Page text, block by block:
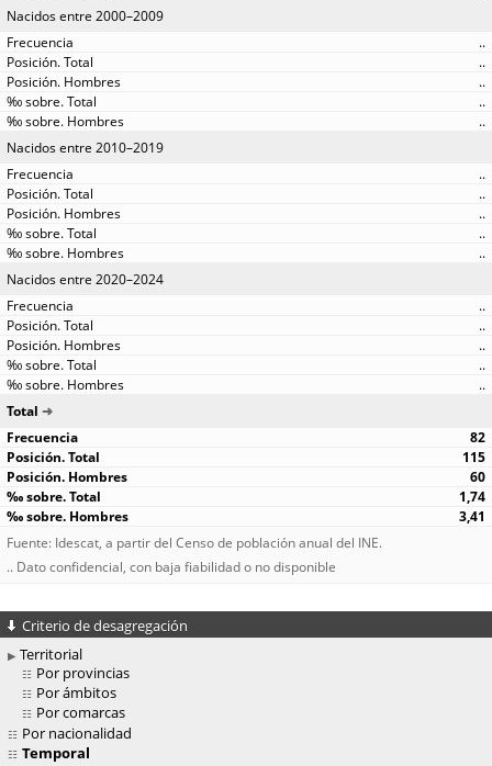
Nacidos entre 2000–2009
..
..
..
..
..
Nacidos entre 2010–2019
..
..
..
..
..
Nacidos entre 2020–2024
..
..
..
..
..
Total
82
115
60
1,74
3,41
Fuente: Idescat, a partir del Censo de población anual del INE.
.. Dato confidencial, con baja fiabilidad o no disponible
Criterio de desagregación
Territorial
Por provincias
Por ámbitos
Por comarcas
Por nacionalidad
Temporal